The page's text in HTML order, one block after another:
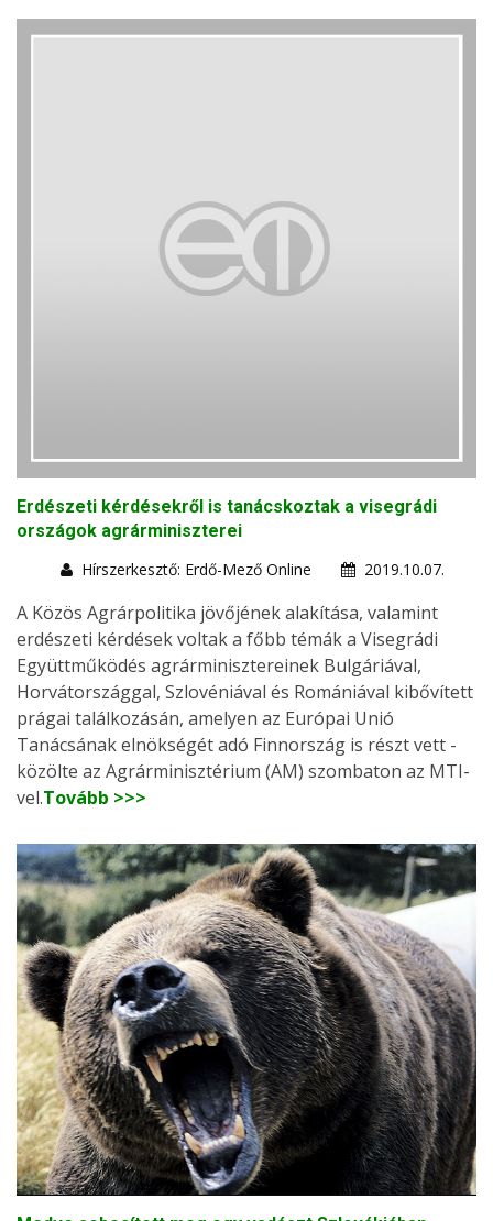
Erdészeti kérdésekről is tanácskoztak a visegrádi
országok agrárminiszterei
Hírszerkesztő: Erdő-Mező Online
2019.10.07.
A Közös Agrárpolitika jövőjének alakítása, valamint
erdészeti kérdések voltak a főbb témák a Visegrádi
Együttműködés agrárminisztereinek Bulgáriával,
Horvátországgal, Szlovéniával és Romániával kibővített
prágai találkozásán, amelyen az Európai Unió
Tanácsának elnökségét adó Finnország is részt vett -
közölte az Agrárminisztérium (AM) szombaton az MTI-
vel.Tovább >>>